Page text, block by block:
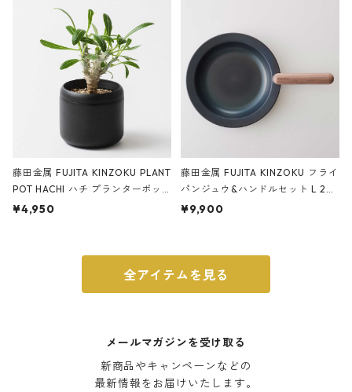
藤田金属 FUJITA KINZOKU PLANT
POT HACHI ハチ プランターポッ
ト 3号 ブラック
¥4,950
藤田金属 FUJITA KINZOKU フライ
パンジュウ&ハンドルセット L 24c
m ガス火・IH対応 鉄フライパン
¥9,900
全アイテムを見る
メールマガジンを受け取る
新商品やキャンペーンなどの
最新情報をお届けいたします。